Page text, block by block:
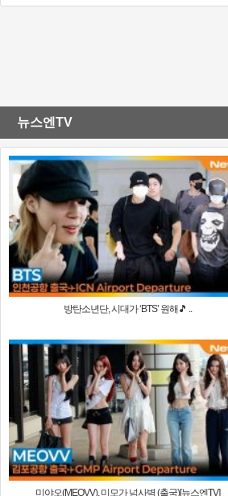
뉴스엔TV
방탄소년단, 시대가 ‘BTS’ 원해🎵 ..
미야오(MEOVV), 미모가 넘사벽 (출국)[뉴스엔TV]